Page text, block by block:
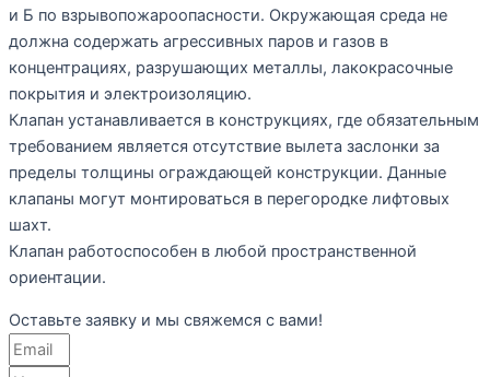
и Б по взрывопожароопасности. Окружающая среда не
должна содержать агрессивных паров и газов в
концентрациях, разрушающих металлы, лакокрасочные
покрытия и электроизоляцию.
Клапан устанавливается в конструкциях, где обязательным
требованием является отсутствие вылета заслонки за
пределы толщины ограждающей конструкции. Данные
клапаны могут монтироваться в перегородке лифтовых
шахт.
Клапан работоспособен в любой пространственной
ориентации.
Оставьте заявку и мы свяжемся с вами!